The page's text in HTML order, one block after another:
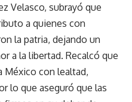
Velasco, subrayó que
a quienes con
la patria, dejando un
a la libertad. Recalcó que
México con lealtad,
lo que aseguró que las